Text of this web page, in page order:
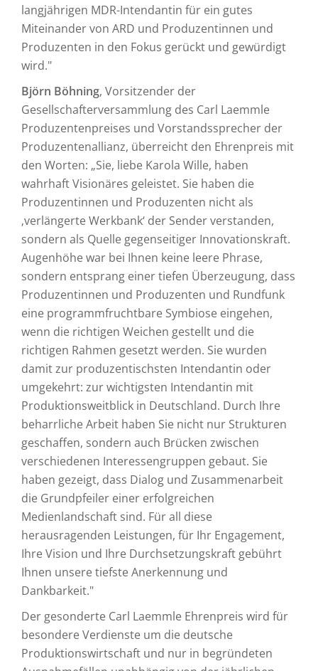
langjährigen MDR-Intendantin für ein gutes
Miteinander von ARD und Produzentinnen und
Produzenten in den Fokus gerückt und gewürdigt
wird."
Björn Böhning, Vorsitzender der
Gesellschafterversammlung des Carl Laemmle
Produzentenpreises und Vorstandssprecher der
Produzentenallianz, überreicht den Ehrenpreis mit
den Worten: „Sie, liebe Karola Wille, haben
wahrhaft Visionäres geleistet. Sie haben die
Produzentinnen und Produzenten nicht als
‚verlängerte Werkbank‘ der Sender verstanden,
sondern als Quelle gegenseitiger Innovationskraft.
Augenhöhe war bei Ihnen keine leere Phrase,
sondern entsprang einer tiefen Überzeugung, dass
Produzentinnen und Produzenten und Rundfunk
eine programmfruchtbare Symbiose eingehen,
wenn die richtigen Weichen gestellt und die
richtigen Rahmen gesetzt werden. Sie wurden
damit zur produzentischsten Intendantin oder
umgekehrt: zur wichtigsten Intendantin mit
Produktionsweitblick in Deutschland. Durch Ihre
beharrliche Arbeit haben Sie nicht nur Strukturen
geschaffen, sondern auch Brücken zwischen
verschiedenen Interessengruppen gebaut. Sie
haben gezeigt, dass Dialog und Zusammenarbeit
die Grundpfeiler einer erfolgreichen
Medienlandschaft sind. Für all diese
herausragenden Leistungen, für Ihr Engagement,
Ihre Vision und Ihre Durchsetzungskraft gebührt
Ihnen unsere tiefste Anerkennung und
Dankbarkeit."
Der gesonderte Carl Laemmle Ehrenpreis wird für
besondere Verdienste um die deutsche
Produktionswirtschaft und nur in begründeten